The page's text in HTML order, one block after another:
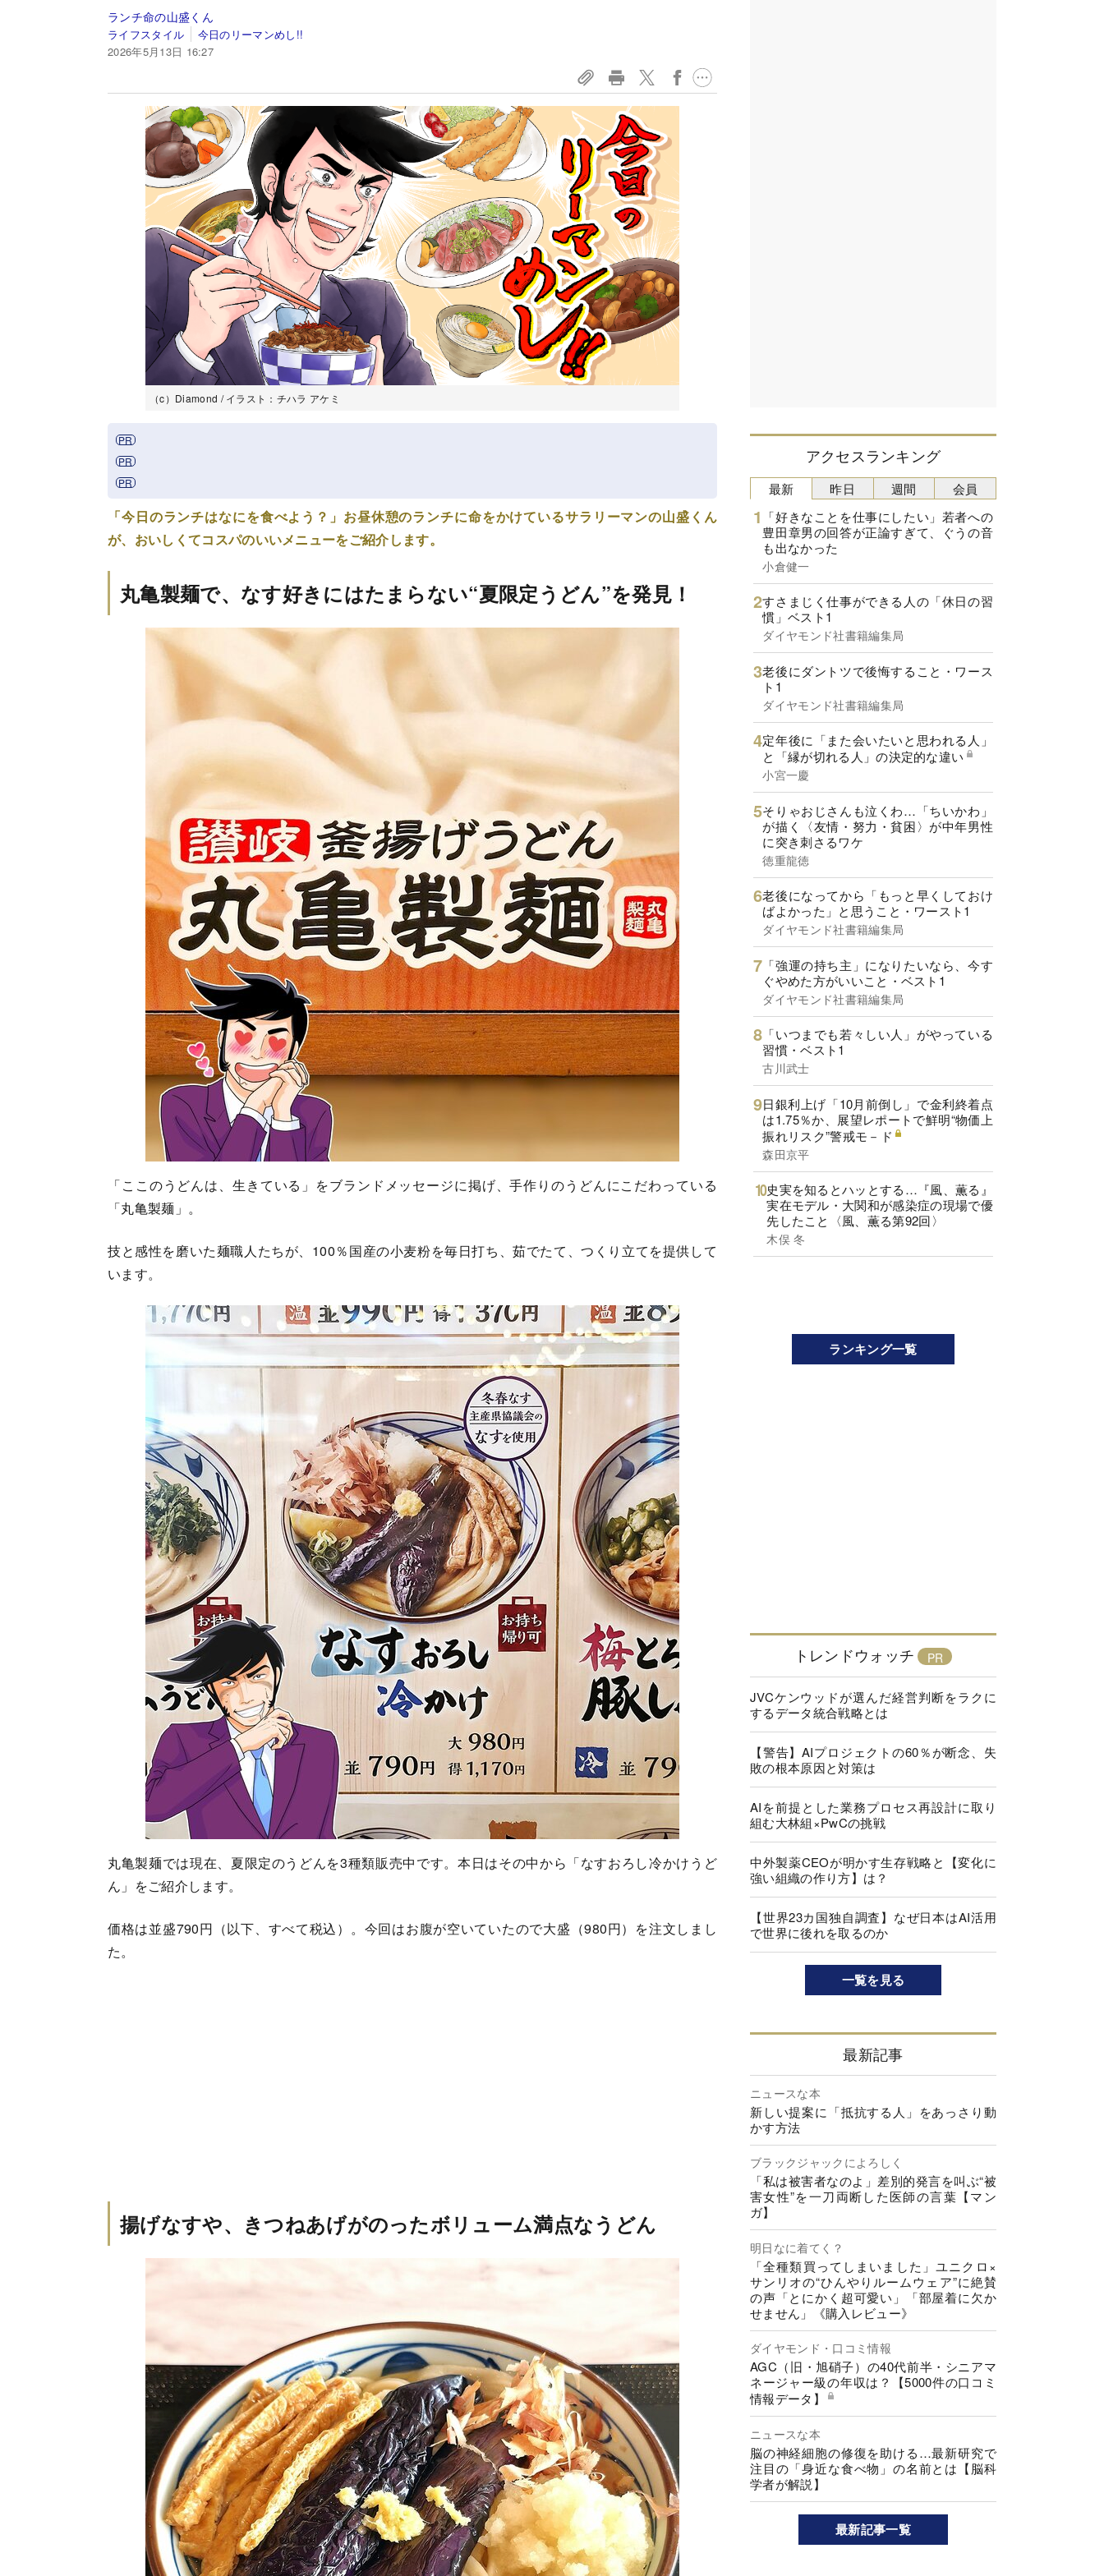
ランチ命の山盛くん
ライフスタイル
今日のリーマンめし!!
2026年5月13日 16:27
（c）Diamond / イラスト：チハラ アケミ
「今日のランチはなにを食べよう？」お昼休憩のランチに命をかけているサラリーマンの山盛くん
が、おいしくてコスパのいいメニューをご紹介します。​
丸亀製麺で、なす好きにはたまらない“夏限定うどん”を発見！
「ここのうどんは、生きている」をブランドメッセージに掲げ、手作りのうどんにこだわっている
「丸亀製麺」。
技と感性を磨いた麺職人たちが、100％国産の小麦粉を毎日打ち、茹でたて、つくり立てを提供して
います。
丸亀製麺では現在、夏限定のうどんを3種類販売中です。本日はその中から「なすおろし冷かけうど
ん」をご紹介します。
価格は並盛790円（以下、すべて税込）。今回はお腹が空いていたので大盛（980円）を注文しまし
た。
揚げなすや、きつねあげがのったボリューム満点なうどん
アクセスランキング
最新
「好きなことを仕事にしたい」若者への
豊田章男の回答が正論すぎて、ぐうの音
も出なかった
小倉健一
すさまじく仕事ができる人の「休日の習
慣」ベスト1
ダイヤモンド社書籍編集局
老後にダントツで後悔すること・ワース
ト1
ダイヤモンド社書籍編集局
定年後に「また会いたいと思われる人」
と「縁が切れる人」の決定的な違い
小宮一慶
そりゃおじさんも泣くわ…「ちいかわ」
が描く〈友情・努力・貧困〉が中年男性
に突き刺さるワケ
徳重龍徳
老後になってから「もっと早くしておけ
ばよかった」と思うこと・ワースト1
ダイヤモンド社書籍編集局
「強運の持ち主」になりたいなら、今す
ぐやめた方がいいこと・ベスト1
ダイヤモンド社書籍編集局
「いつまでも若々しい人」がやっている
習慣・ベスト1
古川武士
日銀利上げ「10月前倒し」で金利終着点
は1.75％か、展望レポートで鮮明“物価上
振れリスク”警戒モ－ド
森田京平
史実を知るとハッとする…『風、薫る』
実在モデル・大関和が感染症の現場で優
先したこと〈風、薫る第92回〉
木俣 冬
昨日 週間 会員
ランキング一覧
トレンドウォッチ
JVCケンウッドが選んだ経営判断をラクに
するデータ統合戦略とは
【警告】AIプロジェクトの60％が断念、失
敗の根本原因と対策は
AIを前提とした業務プロセス再設計に取り
組む大林組×PwCの挑戦
中外製薬CEOが明かす生存戦略と【変化に
強い組織の作り方】は？
【世界23カ国独自調査】なぜ日本はAI活用
で世界に後れを取るのか
一覧を見る
最新記事
ニュースな本
新しい提案に「抵抗する人」をあっさり動
かす方法
ブラックジャックによろしく
「私は被害者なのよ」差別的発言を叫ぶ“被
害女性”を一刀両断した医師の言葉【マン
ガ】
明日なに着てく？
「全種類買ってしまいました」ユニクロ×
サンリオの“ひんやりルームウェア”に絶賛
の声「とにかく超可愛い」「部屋着に欠か
せません」《購入レビュー》
ダイヤモンド・口コミ情報
AGC（旧・旭硝子）の40代前半・シニアマ
ネージャー級の年収は？【5000件の口コミ
情報データ】
ニュースな本
脳の神経細胞の修復を助ける…最新研究で
注目の「身近な食べ物」の名前とは【脳科
学者が解説】
最新記事一覧